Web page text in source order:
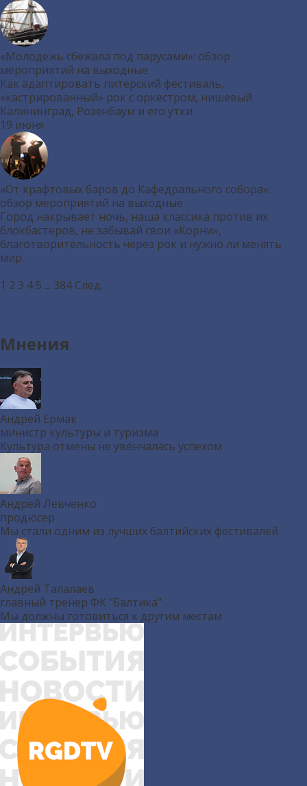
«Молодежь сбежала под парусами»: обзор
мероприятий на выходные
Как адаптировать питерский фестиваль,
«кастрированный» рок с оркестром, нишевый
Калининград, Розенбаум и его утки.
19 июня
«От крафтовых баров до Кафедрального собора»:
обзор мероприятий на выходные
Город накрывает ночь, наша классика против их
блокбастеров, не забывай свои «Корни»,
благотворительность через рок и нужно ли менять
мир.
1 2 3 4 5 ... 384 След.
Мнения
Андрей Ермак
министр культуры и туризма
Культура отмены не увенчалась успехом
Андрей Левченко
продюсер
Мы стали одним из лучших балтийских фестивалей
Андрей Талалаев
главный тренер ФК "Балтика"
Мы должны готовиться к другим местам